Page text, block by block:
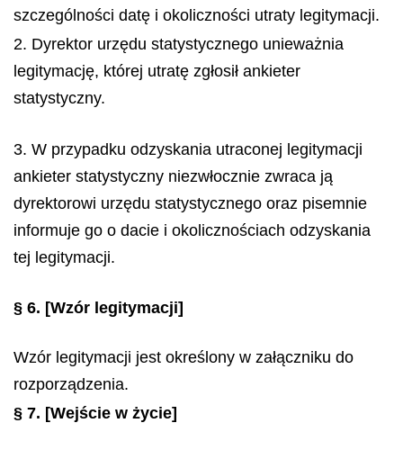
szczególności datę i okoliczności utraty legitymacji.
2. Dyrektor urzędu statystycznego unieważnia
legitymację, której utratę zgłosił ankieter
statystyczny.
3. W przypadku odzyskania utraconej legitymacji
ankieter statystyczny niezwłocznie zwraca ją
dyrektorowi urzędu statystycznego oraz pisemnie
informuje go o dacie i okolicznościach odzyskania
tej legitymacji.
§ 6. [Wzór legitymacji]
Wzór legitymacji jest określony w załączniku do
rozporządzenia.
§ 7. [Wejście w życie]